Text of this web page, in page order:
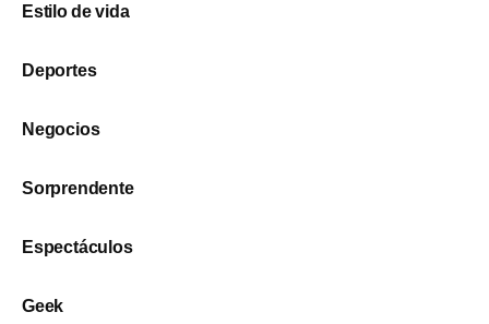
Estilo de vida
Deportes
Negocios
Sorprendente
Espectáculos
Geek